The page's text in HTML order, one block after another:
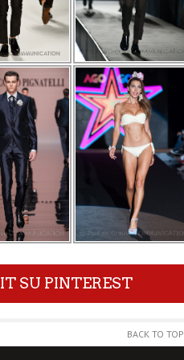
SU PINTEREST
BACK TO TOP